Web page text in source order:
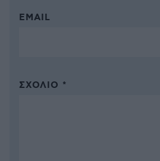
EMAIL
ΣΧΌΛΙΟ *